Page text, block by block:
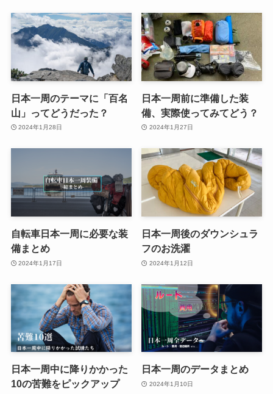
日本一周のテーマに「百名
山」ってどうだった？
2024年1月28日
日本一周前に準備した装
備、実際使ってみてどう？
2024年1月27日
自転車日本一周に必要な装
備まとめ
2024年1月17日
日本一周後のダウンシュラ
フのお洗濯
2024年1月12日
日本一周中に降りかかった
10の苦難をピックアップ
日本一周のデータまとめ
2024年1月10日